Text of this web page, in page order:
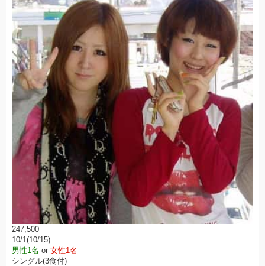
247,500
10/1(10/15)
男性1名 or 女性1名
シングル(3食付)